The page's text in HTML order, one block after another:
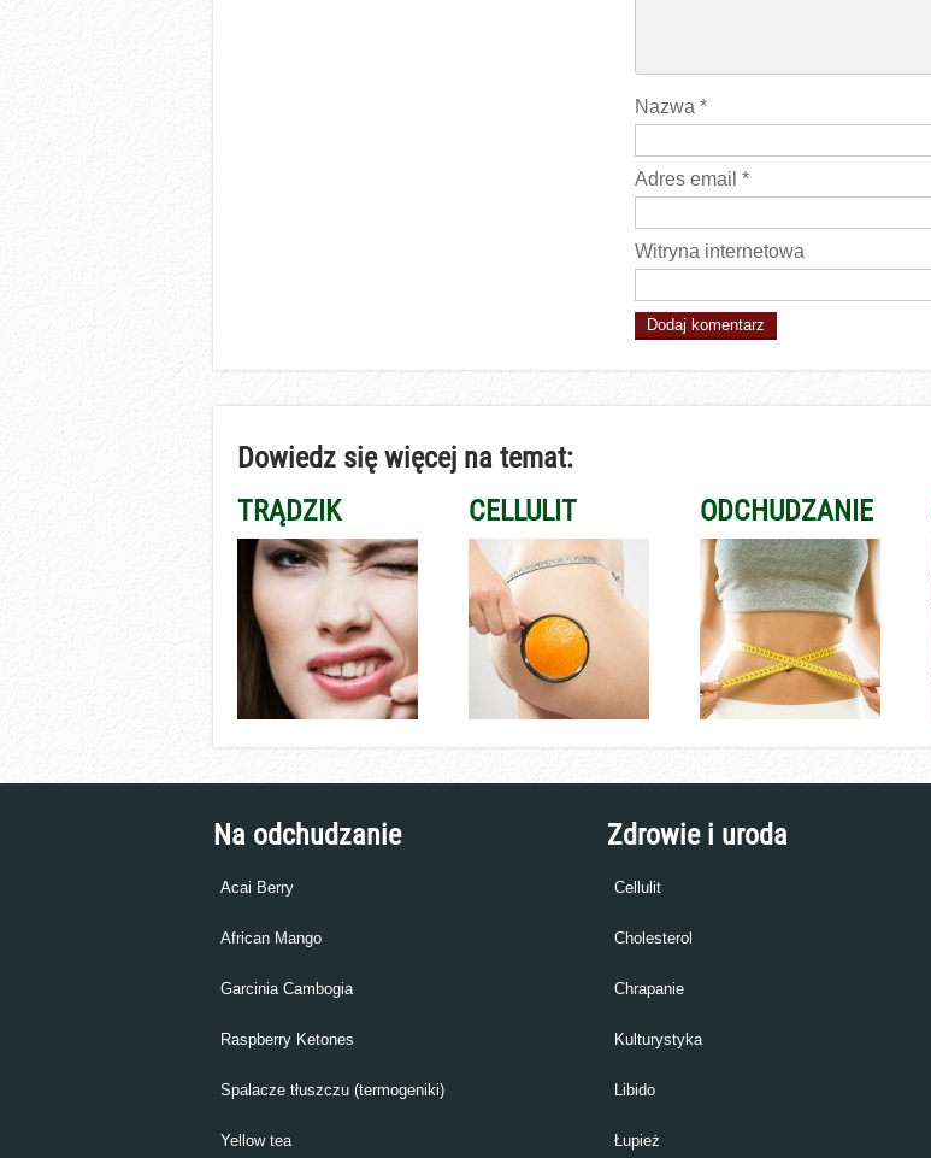
Nazwa *
Adres email *
Witryna internetowa
Dowiedz się więcej na temat:
TRĄDZIK
CELLULIT ODCHUDZANIE
Na odchudzanie
Acai Berry
African Mango
Garcinia Cambogia
Raspberry Ketones
Spalacze tłuszczu (termogeniki)
Yellow tea
Zdrowie i uroda
Cellulit
Cholesterol
Chrapanie
Kulturystyka
Libido
Łupież